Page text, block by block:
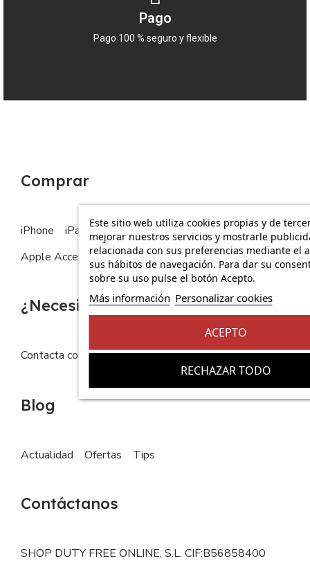
Pago
Pago 100 % seguro y flexible
Este sitio web utiliza cookies propias y de
mejorar nuestros servicios y mostrarle
relacionada con sus preferencias mediante el
sus hábitos de navegación. Para dar su
sobre su uso pulse el botón Acepto.
Más información Personalizar cookies
RECHAZAR TODO
ACEPTO
Comprar
iPhone iPad MacBook
Apple Watch
Apple Accesorios
¿Necesitas ayuda?
Contacta con nosotros FAQs
Blog
Actualidad Ofertas Tips
Contáctanos
SHOP DUTY FREE ONLINE, S.L. CIF:B56858400